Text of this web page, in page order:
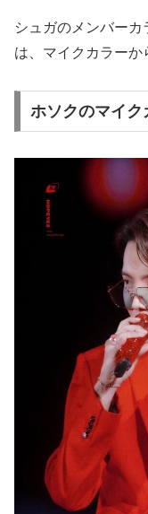
シュガのメンバー
は、マイクカラーか
ホソクのマイク